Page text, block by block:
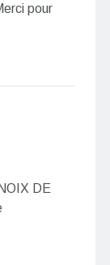
pour
DE